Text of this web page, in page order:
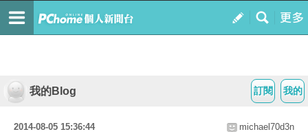
我的
訂閱
我的Blog
2014-08-05 15:36:44 michael70d3n